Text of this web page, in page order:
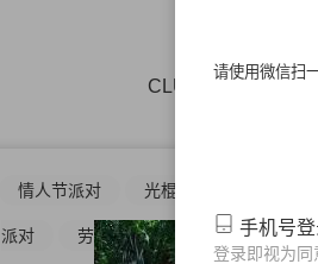
情人节派对 光棍节派对
派对 劳动节派对 儿童节派对
CLUB LABOMBA
请使用微信扫
手机号
登录即视为